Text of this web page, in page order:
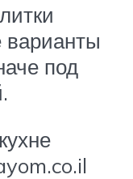
варианты
под